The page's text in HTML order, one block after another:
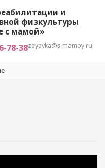
и
физкультуры
с мамой»
78-38zayavka@s-mamoy.ru